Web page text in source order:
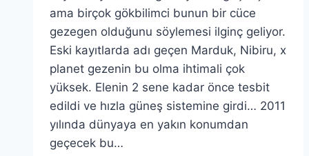
ama birçok gökbilimci bunun bir cüce
gezegen olduğunu söylemesi ilginç geliyor.
Eski kayıtlarda adı geçen Marduk, Nibiru, x
planet gezenin bu olma ihtimali çok
yüksek. Elenin 2 sene kadar önce tesbit
edildi ve hızla güneş sistemine girdi… 2011
yılında dünyaya en yakın konumdan
geçecek bu…